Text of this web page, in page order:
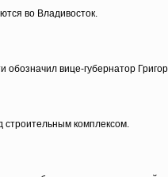
во Владивосток.
обозначил вице-губернатор
строительным комплексом.